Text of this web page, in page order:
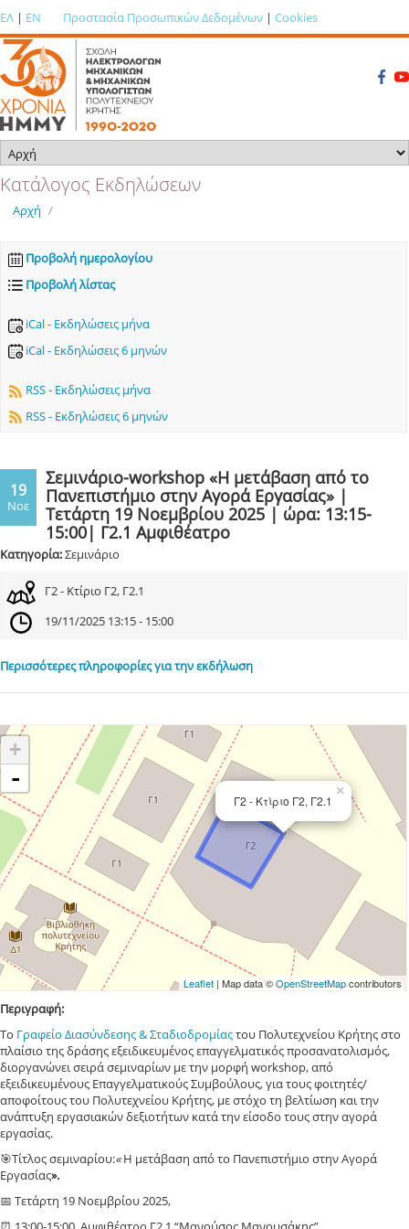
ΕΛ | EN Προστασία Προσωπικών Δεδομένων | Cookies
Κατάλογος Εκδηλώσεων
Αρχή /
Προβολή ημερολογίου
Προβολή λίστας
iCal - Εκδηλώσεις μήνα
iCal - Εκδηλώσεις 6 μηνών
RSS - Εκδηλώσεις μήνα
RSS - Εκδηλώσεις 6 μηνών
19
Νοε
Σεμινάριο-workshop «Η μετάβαση από το
Πανεπιστήμιο στην Αγορά Εργασίας» |
Τετάρτη 19 Νοεμβρίου 2025 | ώρα: 13:15-
15:00| Γ2.1 Αμφιθέατρο
Κατηγορία:Σεμινάριο
Γ2 - Κτίριο Γ2, Γ2.1
19/11/2025 13:15 - 15:00
Περισσότερες πληροφορίες για την εκδήλωση
×
Γ2 - Κτίριο Γ2, Γ2.1
+
-
Leaflet| Map data ©OpenStreetMapcontributors
Περιγραφή:
Το Γραφείο Διασύνδεσης & Σταδιοδρομίαςτου Πολυτεχνείου Κρήτης στο
πλαίσιο της δράσης εξειδικευμένος επαγγελματικός προσανατολισμός,
διοργανώνει σειρά σεμιναρίων με την μορφή workshop, από
εξειδικευμένους Επαγγελματικούς Συμβούλους, για τους φοιτητές/
αποφοίτους του Πολυτεχνείου Κρήτης, με στόχο τη βελτίωση και την
ανάπτυξη εργασιακών δεξιοτήτων κατά την είσοδο τους στην αγορά
εργασίας.
🎯Τίτλος σεμιναρίου:«Η μετάβαση από το Πανεπιστήμιο στην Αγορά
Εργασίας».
📅 Τετάρτη 19 Νοεμβρίου 2025,